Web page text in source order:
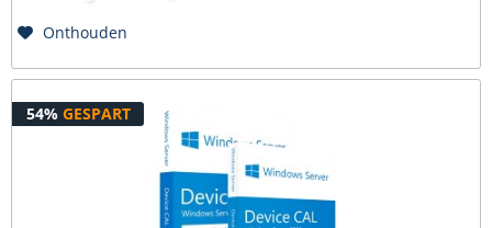
Onthouden
54% GESPART